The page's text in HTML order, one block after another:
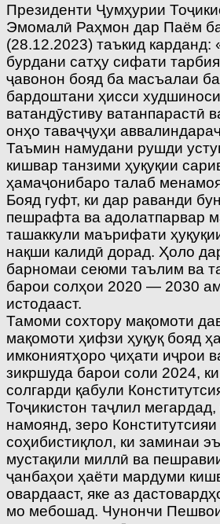
Президенти Ҷумҳурии
Эмомалӣ Раҳмон дар Паём
(28.12.2023) таъкид карданд:
бурдани сатҳу сифати
ҷавонон бояд ба масъалаи
бардоштани ҳисси
ватандӯстиву ватанпарастӣ
онҳо таваҷҷуҳи
Таъмин намудани рушди
кишвар танзими ҳуқуқии
ҳамаҷонибаро талаб
Бояд гуфт, ки дар раванди
пешрафта ва адолатпарвар
ташаккули маърифати
нақши калидӣ дорад. Ҳоло
барномаи сеюми таълим ва
барои солҳои 2020 — 2030
истодааст.
Тамоми сохтору мақомоти
мақомоти ҳифзи ҳуқуқ бояд
имкониятҳоро ҷиҳати иҷрои
зикршуда барои соли 2024,
солгарди қабули
Тоҷикистон таҷлил
намоянд, зеро
соҳибистиқлол, ки заминаи
мустақили миллӣ ва
ҷанбаҳои ҳаёти мардуми
овардааст, яке аз
мо мебошад. Чунончи